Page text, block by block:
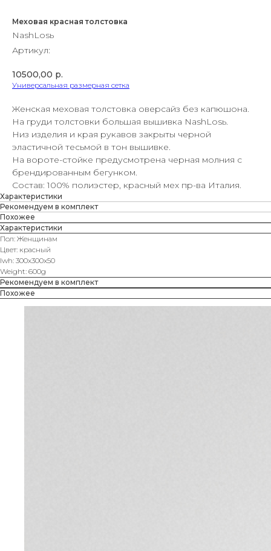
Меховая красная толстовка
NashLosь
Артикул:
10500,00 р.
Универсальная размерная сетка
Женская меховая толстовка оверсайз без капюшона.
На груди толстовки большая вышивка NashLosь.
Низ изделия и края рукавов закрыты черной
эластичной тесьмой в тон вышивке.
На вороте-стойке предусмотрена черная молния с
брендированным бегунком.
Состав: 100% полиэстер, красный мех пр-ва Италия.
Характеристики
Рекомендуем в комплект
Похожее
Характеристики
Пол: Женщинам
Цвет: красный
lwh: 300x300x50
Weight: 600g
Рекомендуем в комплект
Похожее